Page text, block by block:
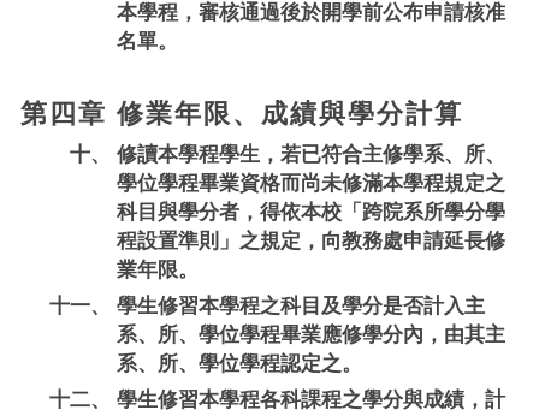
本學程，審核通過後於開學前公布申請核准
名單。
第四章 修業年限、成績與學分計算
十、
修讀本學程學生，若已符合主修學系、所、
學位學程畢業資格而尚未修滿本學程規定之
科目與學分者，得依本校「跨院系所學分學
程設置準則」之規定，向教務處申請延長修
業年限。
十一、
學生修習本學程之科目及學分是否計入主
系、所、學位學程畢業應修學分內，由其主
系、所、學位學程認定之。
十二、
學生修習本學程各科課程之學分與成績，計